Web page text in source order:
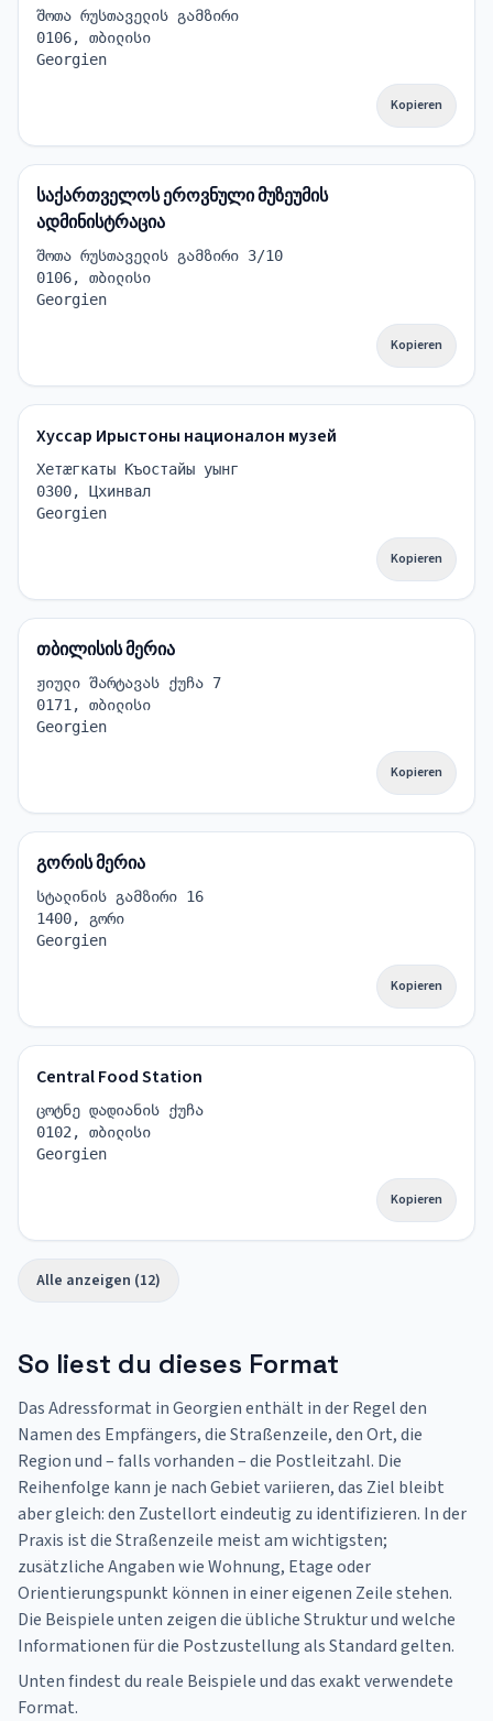
შოთა რუსთაველის გამზირი
0106, თბილისი
Georgien
Kopieren
საქართველოს ეროვნული მუზეუმის
ადმინისტრაცია
შოთა რუსთაველის გამზირი 3/10
0106, თბილისი
Georgien
Kopieren
Хуссар Ирыстоны националон музей
Хетæгкаты Къостайы уынг
0300, Цхинвал
Georgien
Kopieren
თბილისის მერია
ჟიული შარტავას ქუჩა 7
0171, თბილისი
Georgien
Kopieren
გორის მერია
სტალინის გამზირი 16
1400, გორი
Georgien
Kopieren
Central Food Station
ცოტნე დადიანის ქუჩა
0102, თბილისი
Georgien
Kopieren
Alle anzeigen (12)
So liest du dieses Format
Das Adressformat in Georgien enthält in der Regel den
Namen des Empfängers, die Straßenzeile, den Ort, die
Region und – falls vorhanden – die Postleitzahl. Die
Reihenfolge kann je nach Gebiet variieren, das Ziel bleibt
aber gleich: den Zustellort eindeutig zu identifizieren. In der
Praxis ist die Straßenzeile meist am wichtigsten;
zusätzliche Angaben wie Wohnung, Etage oder
Orientierungspunkt können in einer eigenen Zeile stehen.
Die Beispiele unten zeigen die übliche Struktur und welche
Informationen für die Postzustellung als Standard gelten.
Unten findest du reale Beispiele und das exakt verwendete
Format.